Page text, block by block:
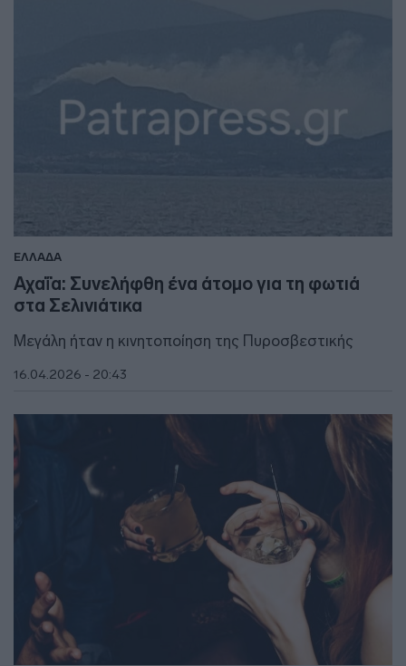
ΕΛΛΑΔΑ
Αχαΐα: Συνελήφθη ένα άτομο για τη φωτιά
στα Σελινιάτικα
Μεγάλη ήταν η κινητοποίηση της Πυροσβεστικής
16.04.2026 - 20:43